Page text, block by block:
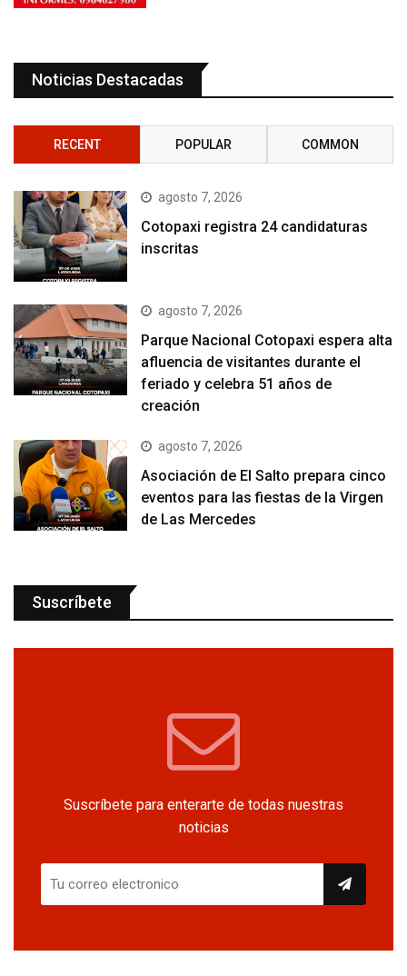
Noticias Destacadas
RECENT POPULAR COMMON
agosto 7, 2026
Cotopaxi registra 24 candidaturas
inscritas
agosto 7, 2026
Parque Nacional Cotopaxi espera alta
afluencia de visitantes durante el
feriado y celebra 51 años de
creación
agosto 7, 2026
Asociación de El Salto prepara cinco
eventos para las fiestas de la Virgen
de Las Mercedes
Suscríbete
Suscríbete para enterarte de todas nuestras
noticias